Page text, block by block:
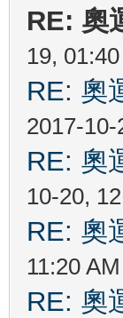
RE: 奧
19,
RE: 奧
2017-10-
RE: 奧
10-20,
RE: 奧
11:20 AM
RE: 奧